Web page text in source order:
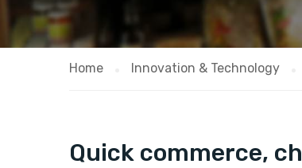
Home Innovation & Technology
Quick commerce,